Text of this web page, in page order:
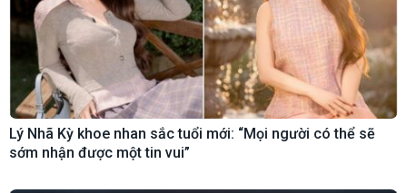
Lý Nhã Kỳ khoe nhan sắc tuổi mới: “Mọi người có thể sẽ
sớm nhận được một tin vui”